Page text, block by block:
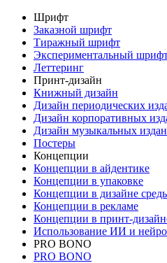
Шрифт
Заказной шрифт
Тиражный шрифт
Экспериментальный
Леттеринг
Принт-дизайн
Книжный дизайн
Дизайн периодических
Дизайн корпоративных
Дизайн музыкальных
Постеры
Концепции
Концепции в айдентике
Концепции в упаковке
Концепции в дизайне
Концепции в рекламе
Концепции в принт-
Использование ИИ и
PRO BONO
PRO BONO